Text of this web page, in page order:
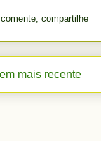
compartilhe
mais recente